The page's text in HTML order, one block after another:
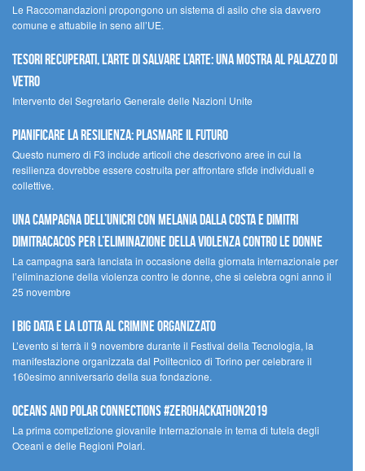
Le Raccomandazioni propongono un sistema di asilo che sia davvero
comune e attuabile in seno all’UE.
Tesori recuperati, l’arte di salvare l’arte: una mostra al Palazzo di
Vetro
Intervento del Segretario Generale delle Nazioni Unite
Pianificare la resilienza: plasmare il futuro
Questo numero di F3 include articoli che descrivono aree in cui la
resilienza dovrebbe essere costruita per affrontare sfide individuali e
collettive.
Una campagna dell’UNICRI con Melania Dalla Costa e Dimitri
Dimitracacos per l’eliminazione della violenza contro le donne
La campagna sarà lanciata in occasione della giornata internazionale per
l’eliminazione della violenza contro le donne, che si celebra ogni anno il
25 novembre
I Big Data e la lotta al crimine organizzato
L’evento si terrà il 9 novembre durante il Festival della Tecnologia, la
manifestazione organizzata dal Politecnico di Torino per celebrare il
160esimo anniversario della sua fondazione.
Oceans and Polar Connections #ZEROHackathon2019
La prima competizione giovanile Internazionale in tema di tutela degli
Oceani e delle Regioni Polari.